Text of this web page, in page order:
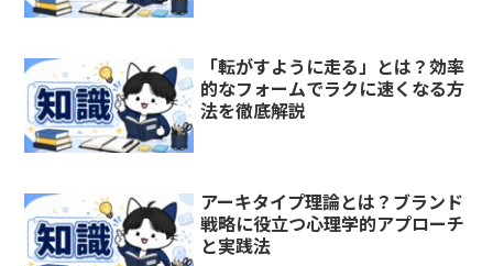
「転がすように走る」とは？効率
的なフォームでラクに速くなる方
法を徹底解説
アーキタイプ理論とは？ブランド
戦略に役立つ心理学的アプローチ
と実践法